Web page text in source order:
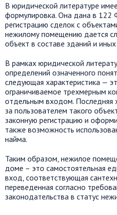
В юридической литературе
формулировка. Она дана в 122
регистрацию сделок с
нежилому помещению дается
объект в составе зданий и
В рамках юридической
определений означенного
следующая характеристика —
ограничиваемое трехмерным
отдельным входом. Последняя
за пользователем такого
законную регистрацию и
также возможность
найма.
Таким образом, нежилое
доме – это самостоятельная
вход, соответствующая
переведенная согласно
законодательства в статус